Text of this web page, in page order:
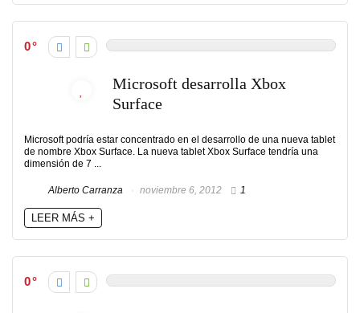
0
Microsoft desarrolla Xbox
Surface
Microsoft podría estar concentrado en el desarrollo de una nueva tablet
de nombre Xbox Surface. La nueva tablet Xbox Surface tendría una
dimensión de 7 ...
Alberto Carranza noviembre 6, 2012 1
LEER MÁS +
0